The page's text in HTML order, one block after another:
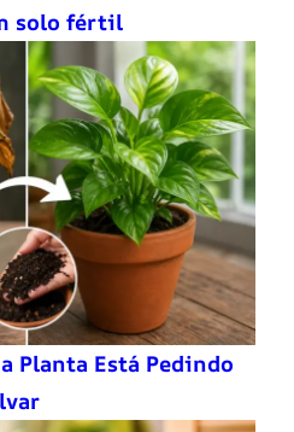
solo fértil
Planta Está Pedindo